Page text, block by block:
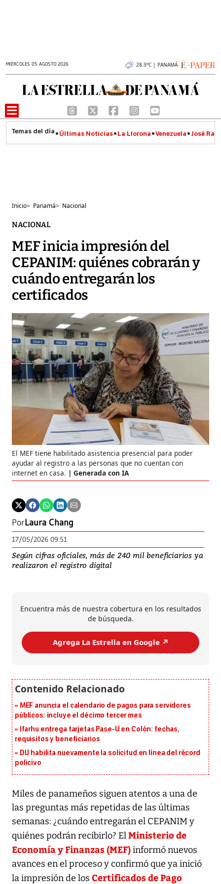
MIÉRCOLES 05 AGOSTO 2026 28.9°C | PANAMÁ
Últimas Noticias La Llorona Venezuela José
Inicio> Panamá> Nacional
NACIONAL
MEF inicia impresión del
CEPANIM: quiénes cobrarán y
cuándo entregarán los
certificados
El MEF tiene habilitado asistencia presencial para poder
ayudar al registro a las personas que no cuentan con
internet en casa.
Generada con IA
PorLaura Chang
17/05/2026 09:51
Según cifras oficiales, más de 240 mil beneficiarios ya
realizaron el registro digital
Encuentra más de nuestra cobertura en los resultados
de búsqueda.
Agrega La Estrella en Google ↗️
MEF anuncia el calendario de pagos para servidores
públicos: incluye el décimo tercer mes
Ifarhu entrega tarjetas Pase-U en Colón: fechas,
requisitos y beneficiarios
DIJ habilita nuevamente la solicitud en línea del récord
policivo
Miles de panameños siguen atentos a una de
las preguntas más repetidas de las últimas
semanas: ¿cuándo entregarán el CEPANIM y
quiénes podrán recibirlo? ElMinisterio de
Economía y Finanzas (MEF)informó nuevos
avances en el proceso y confirmó que ya inició
la impresión de los Certificados de Pago